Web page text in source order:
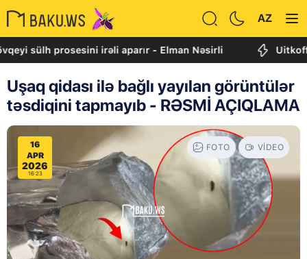
AZ
prosesini irəli aparır - Elman Nəsirli Uitkoff:
Uşaq qidası ilə bağlı yayılan görüntülər
təsdiqini tapmayıb - RƏSMİ AÇIQLAMA
16
APR
2026
16:23
FOTO VIDEO